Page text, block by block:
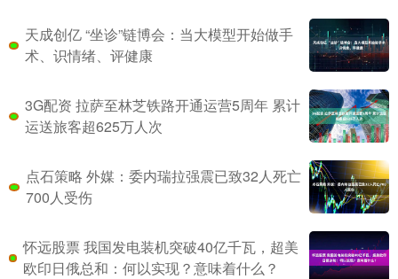
天成创亿 “坐诊”链博会：当大模型开始做手
术、识情绪、评健康
3G配资 拉萨至林芝铁路开通运营5周年 累计
运送旅客超625万人次
点石策略 外媒：委内瑞拉强震已致32人死亡
700人受伤
怀远股票 我国发电装机突破40亿千瓦，超美
欧印日俄总和：何以实现？意味着什么？